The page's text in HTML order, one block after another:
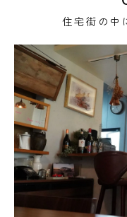
住宅街の中